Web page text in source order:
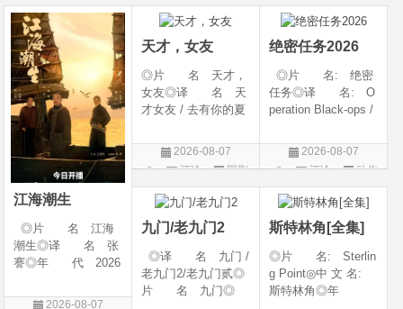
江海潮生
◎片 名 江海
潮生◎译 名 张
謇◎年 代 2026
陆◎类 别 传记
2026-08-07
天才，女友
◎片 名 天才，
女友◎译 名 天
才女友 / 去有你的夏
年 代 2026◎
产 地 中国大陆
爱情◎语 言 汉
语普通话◎上映日期
2026-08-07
评论
国剧
绝密任务2026
◎片 名: 绝密
任务◎译 名: O
peration Black-ops /
&amp;middot;绝密任
务◎年 代: 202
大陆◎类 别:
动作 / 战争 / 犯
2026-08-07
评论
动作
片
九门/老九门2
◎译 名 九门 /
老九门2/老九门贰◎
片 名 九门◎
斯特林角[全集]
◎片 名: Sterlin
g Point◎中 文 名:
斯特林角◎年